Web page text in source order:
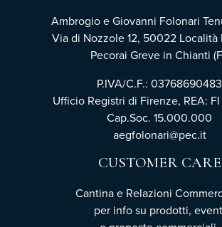
Ambrogio e Giovanni Folonari
Via di Nozzole 12, 50022 Località
Pecorai Greve in Chianti
P.IVA/C.F.: 03768690483
Ufficio Registri di Firenze, REA:
Cap.Soc. 15.000.000
aegfolonari@pec.it
CUSTOMER CARE
Cantina e Relazioni
per info su prodotti,